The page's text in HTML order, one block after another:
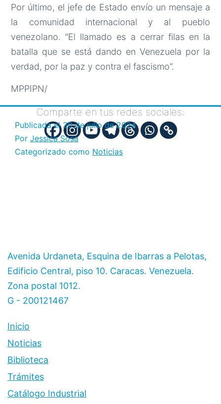
Por último, el jefe de Estado envío un mensaje a
la comunidad internacional y al pueblo
venezolano. “El llamado es a cerrar filas en la
batalla que se está dando en Venezuela por la
verdad, por la paz y contra el fascismo”.
MPPIPN/
Comparte en tus redes sociales:
Publicada el30 de julio de 2024
Por Jessica Sosa
Categorizado como Noticias
Avenida Urdaneta, Esquina de Ibarras a Pelotas,
Edificio Central, piso 10. Caracas. Venezuela.
Zona postal 1012.
G - 200121467
Inicio
Noticias
Biblioteca
Trámites
Catálogo Industrial